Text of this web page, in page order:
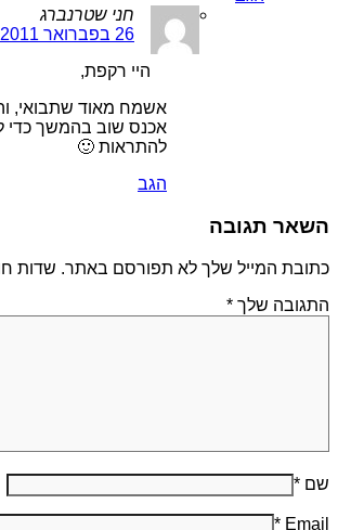
חני שטרנברג
26 בפברואר 2011 ב 17:15
היי רקפת,
אשמח מאוד שתבואי,
אכנס שוב בהמשך כדי
להתראות 🙂
הגב
השאר תגובה
כתובת המייל שלך לא תפורסם באתר. שדות
התגובה שלך *
שם *
Email
*